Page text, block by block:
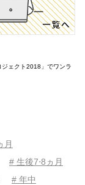
月
# 生後7⋅8ヵ月
# 年中